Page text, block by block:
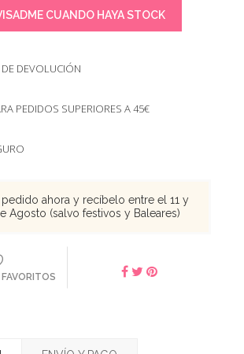
CUANDO HAYA STOCK
DEVOLUCIÓN
PEDIDOS SUPERIORES A 45€
pedido ahora y recíbelo entre el 11 y
Agosto (salvo festivos y Baleares)